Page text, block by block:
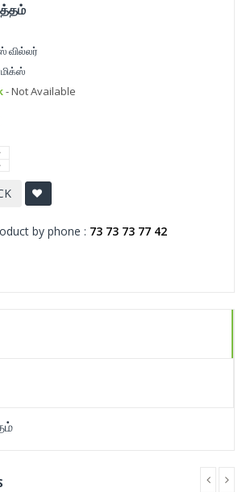
வில்லர்
- Not Available
by phone : 73 73 73 77 42